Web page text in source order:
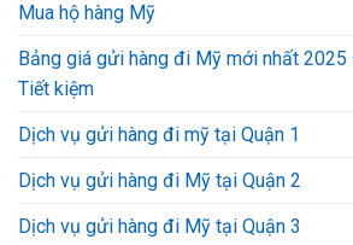
Mua hộ hàng Mỹ
Bảng giá gửi hàng đi Mỹ mới nhất 2025
Tiết kiệm
Dịch vụ gửi hàng đi mỹ tại Quận 1
Dịch vụ gửi hàng đi Mỹ tại Quận 2
Dịch vụ gửi hàng đi Mỹ tại Quận 3